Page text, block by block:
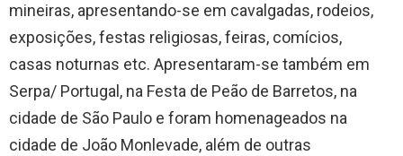
mineiras, apresentando-se em cavalgadas, rodeios,
exposições, festas religiosas, feiras, comícios,
casas noturnas etc. Apresentaram-se também em
Serpa/ Portugal, na Festa de Peão de Barretos, na
cidade de São Paulo e foram homenageados na
cidade de João Monlevade, além de outras